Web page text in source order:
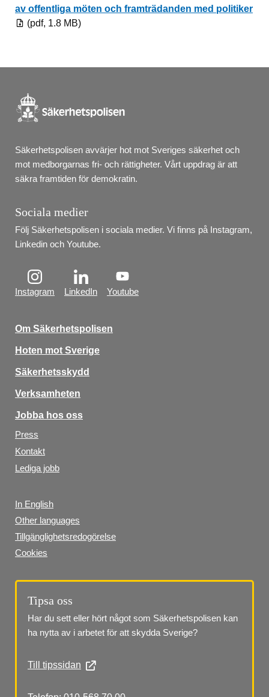
av offentliga möten och framträdanden med politiker
(pdf, 1.8 MB)
Säkerhetspolisen avvärjer hot mot Sveriges säkerhet och
mot medborgarnas fri- och rättigheter. Vårt uppdrag är att
säkra framtiden för demokratin.
Sociala medier
Följ Säkerhetspolisen i sociala medier. Vi finns på Instagram,
Linkedin och Youtube.
Instagram LinkedIn Youtube
Om Säkerhetspolisen
Hoten mot Sverige
Säkerhetsskydd
Verksamheten
Jobba hos oss
Press
Kontakt
Lediga jobb
In English
Other languages
Tillgänglighetsredogörelse
Cookies
Tipsa oss
Har du sett eller hört något som Säkerhetspolisen kan
ha nytta av i arbetet för att skydda Sverige?
Till tipssidan